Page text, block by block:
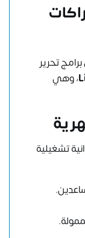
تحرير
، وهي
تشغيلية